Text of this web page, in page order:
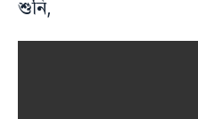
শুনি,